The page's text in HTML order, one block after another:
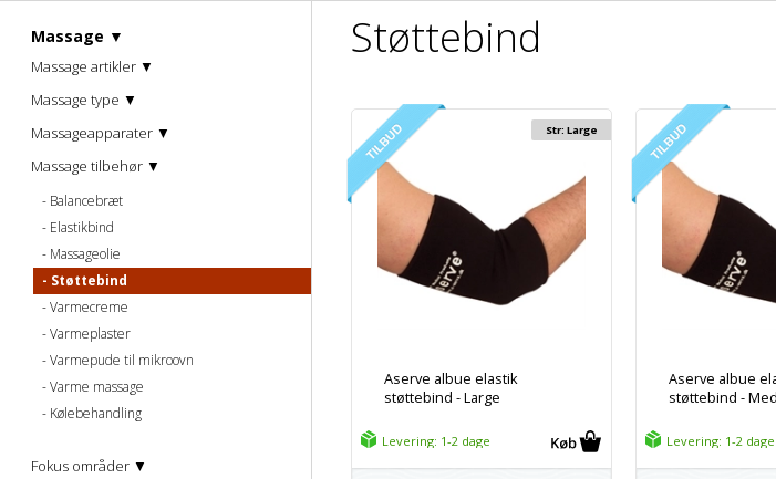
Massage ▼
Massage artikler ▼
Massage type ▼
Massageapparater ▼
Massage tilbehør ▼
Balancebræt
Elastikbind
Massageolie
Støttebind
Varmecreme
Varmeplaster
Varmepude til mikroovn
Varme massage
Kølebehandling
Fokus områder ▼
Støttebind
Aserve albue elastik
støttebind - Large
Str: Large
Levering: 1-2 dage
Aserve albue
støttebind -
Levering: 1-2 dage